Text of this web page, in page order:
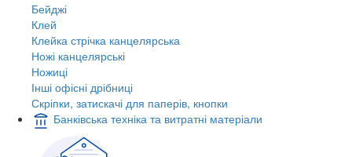
Бейджі
Клей
Клейка стрічка канцелярська
Ножі канцелярські
Ножиці
Інші офісні дрібниці
Скріпки, затискачі для паперів, кнопки
Банківська техніка та витратні матеріали